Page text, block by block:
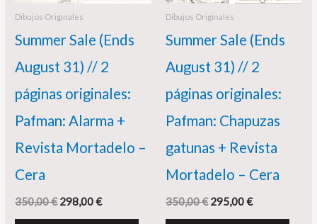
Dibujos Originales
Summer Sale (Ends
August 31) // 2
páginas originales:
Pafman: Alarma +
Revista Mortadelo –
Cera
350,00€ 298,00€
Dibujos Originales
Summer Sale (Ends
August 31) // 2
páginas originales:
Pafman: Chapuzas
gatunas + Revista
Mortadelo – Cera
350,00€ 295,00€